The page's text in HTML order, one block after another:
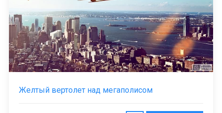
Желтый вертолет над мегаполисом